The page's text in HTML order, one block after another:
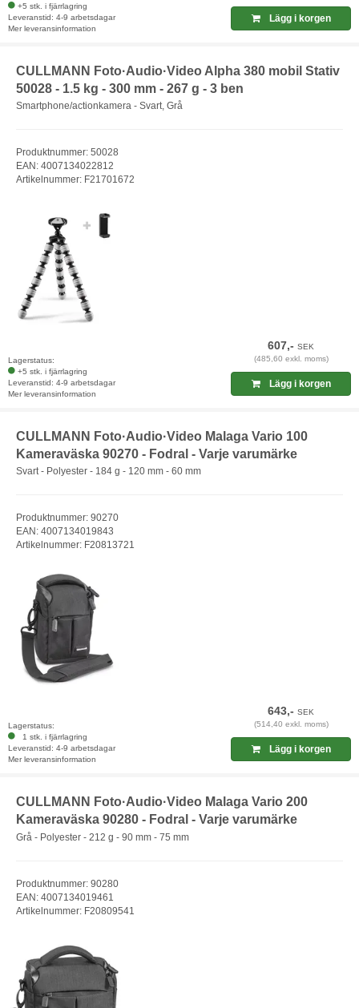
+5 stk. i fjärrlagring
Leveranstid: 4-9 arbetsdagar
Mer leveransinformation
Lägg i korgen
CULLMANN Foto·Audio·Video Alpha 380 mobil Stativ
50028 - 1.5 kg - 300 mm - 267 g - 3 ben
Smartphone/actionkamera - Svart, Grå
Produktnummer: 50028
EAN: 4007134022812
Artikelnummer: F21701672
Lagerstatus:
+5 stk. i fjärrlagring
Leveranstid: 4-9 arbetsdagar
Mer leveransinformation
607,-SEK
(485,60 exkl. moms)
Lägg i korgen
CULLMANN Foto·Audio·Video Malaga Vario 100
Kameraväska 90270 - Fodral - Varje varumärke
Svart - Polyester - 184 g - 120 mm - 60 mm
Produktnummer: 90270
EAN: 4007134019843
Artikelnummer: F20813721
Lagerstatus:
1 stk. i fjärrlagring
Leveranstid: 4-9 arbetsdagar
Mer leveransinformation
643,-SEK
(514,40 exkl. moms)
Lägg i korgen
CULLMANN Foto·Audio·Video Malaga Vario 200
Kameraväska 90280 - Fodral - Varje varumärke
Grå - Polyester - 212 g - 90 mm - 75 mm
Produktnummer: 90280
EAN: 4007134019461
Artikelnummer: F20809541